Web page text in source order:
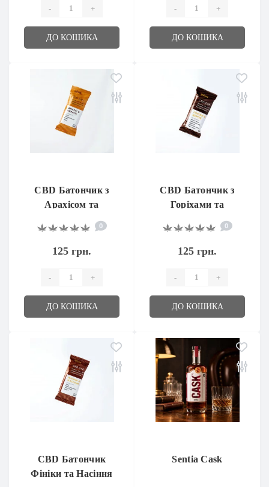
- +
ДО КОШИКА
- +
ДО КОШИКА
CBD Батончик з
Арахісом та
0
125 грн.
- +
ДО КОШИКА
CBD Батончик з
Горіхами та
0
125 грн.
- +
ДО КОШИКА
CBD Батончик
Фініки та Насіння
Sentia Cask